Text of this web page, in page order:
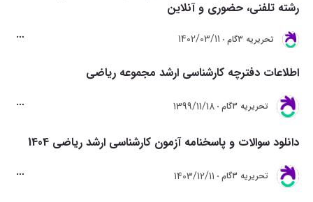
رشته تلفنی، حضوری و آنلاین
تحريريه 3گام 1402/03/11
اطلاعات دفترچه کارشناسی ارشد مجموعه ریاضی
تحريريه 3گام 1399/11/18
دانلود سوالات و پاسخنامه آزمون کارشناسی ارشد ریاضی 1404
تحريريه 3گام 1403/12/11